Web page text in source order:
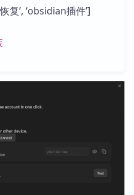
复’, ‘obsidian插件’]